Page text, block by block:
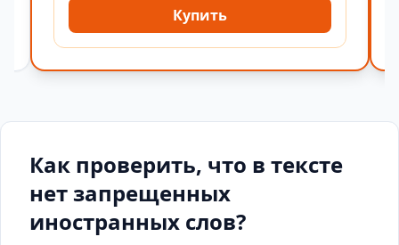
Купить
Как проверить, что в тексте
нет запрещенных
иностранных слов?